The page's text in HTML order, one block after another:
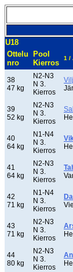
U18
Ottelu
nro
Pool
Kierros
1 /
38
47 kg
N2-N3
N 3.
Kierros
39
52 kg
N2-N3
N 3.
Kierros
40
64 kg
N1-N4
N 3.
Kierros
41
64 kg
N2-N3
N 3.
Kierros
42
71 kg
N1-N4
N 3.
Kierros
43
71 kg
N2-N3
N 3.
Kierros
44
80 kg
N2-N3
N 3.
Kierros